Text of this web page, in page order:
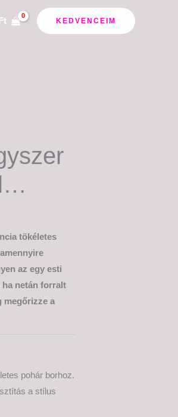
KEDVENCEIM
tökéletes
az egy esti
ha netán forralt
megőrizze a
pohár borhoz.
a stílus